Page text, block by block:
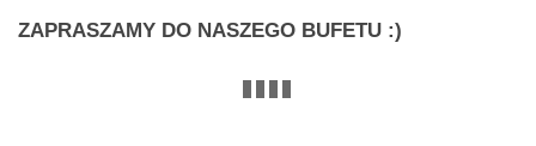
ZAPRASZAMY DO NASZEGO BUFETU :)